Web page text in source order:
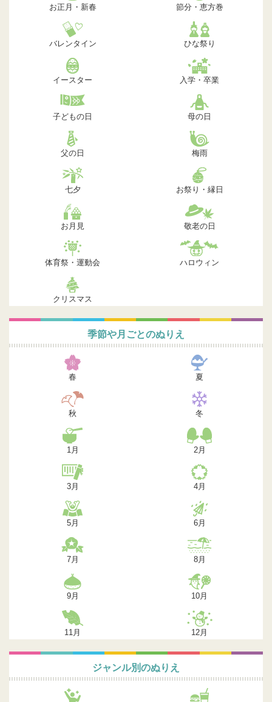
お正月・新春 節分・恵方巻
バレンタイン ひな祭り
イースター 入学・卒業
子どもの日 母の日
父の日 梅雨
七夕 お祭り・縁日
お月見 敬老の日
体育祭・運動会 ハロウィン
クリスマス
季節や月ごとのぬりえ
春 夏
秋 冬
1月 2月
3月 4月
5月 6月
7月 8月
9月 10月
11月 12月
ジャンル別のぬりえ